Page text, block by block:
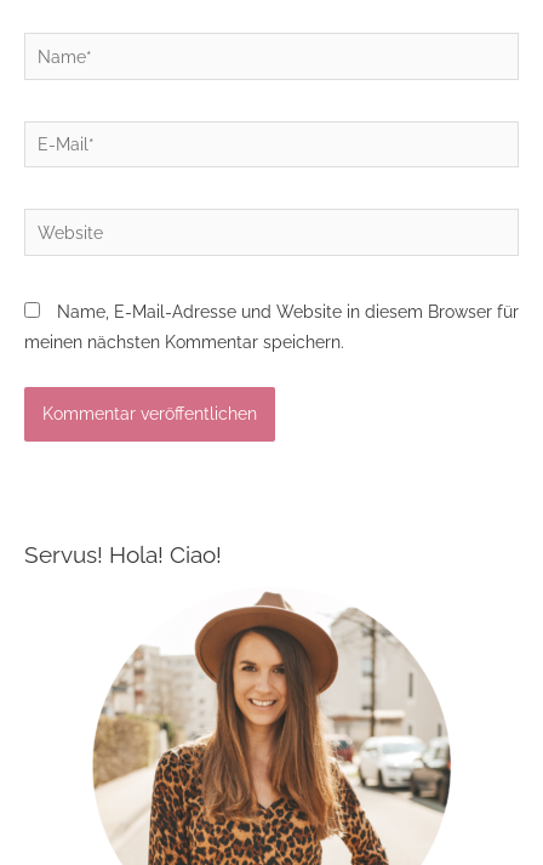
Name*
E-
Mail*
Website
Name, E-Mail-Adresse und Website in diesem Browser für
meinen nächsten Kommentar speichern.
Servus! Hola! Ciao!